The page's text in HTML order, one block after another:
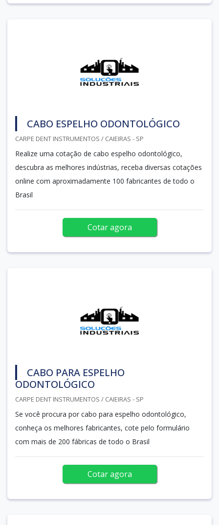
CABO ESPELHO ODONTOLÓGICO
CARPE DENT INSTRUMENTOS / CAIEIRAS - SP
Realize uma cotação de cabo espelho odontológico,
descubra as melhores indústrias, receba diversas cotações
online com aproximadamente 100 fabricantes de todo o
Brasil
Cotar agora
CABO PARA ESPELHO
ODONTOLÓGICO
CARPE DENT INSTRUMENTOS / CAIEIRAS - SP
Se você procura por cabo para espelho odontológico,
conheça os melhores fabricantes, cote pelo formulário
com mais de 200 fábricas de todo o Brasil
Cotar agora